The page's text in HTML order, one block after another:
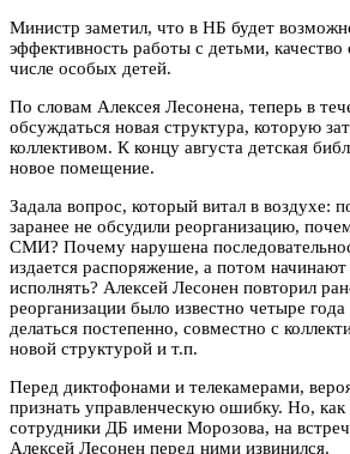
Министр заметил, что в НБ будет
эффективность работы с детьми,
числе особых детей.
По словам Алексея Лесонена, теперь в
обсуждаться новая структура, которую
коллективом. К концу августа детская
новое помещение.
Задала вопрос, который витал в воздухе:
заранее не обсудили реорганизацию,
СМИ? Почему нарушена
издается распоряжение, а потом начинают
исполнять? Алексей Лесонен повторил
реорганизации было известно четыре года
делаться постепенно, совместно с
новой структурой и т.п.
Перед диктофонами и телекамерами,
признать управленческую ошибку. Но, как
сотрудники ДБ имени Морозова, на
Алексей Лесонен перед ними извинился.